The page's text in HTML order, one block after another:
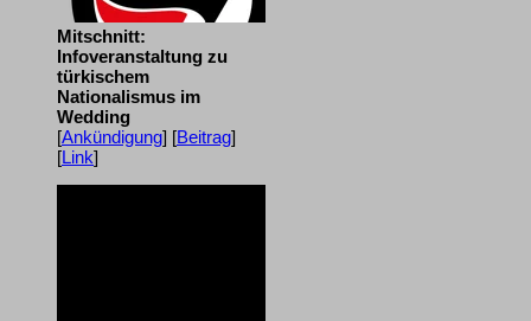
Mitschnitt:
Infoveranstaltung zu
türkischem
Nationalismus im
Wedding
[Ankündigung] [Beitrag]
[Link]